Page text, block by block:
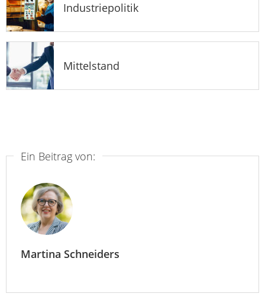
Industriepolitik
Mittelstand
Ein Beitrag von:
Martina Schneiders